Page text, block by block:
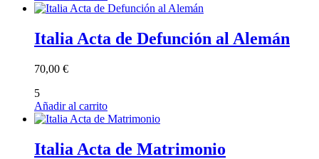
Italia Acta de Defunción al Alemán
70,00 €
5
Añadir al carrito
Italia Acta de Matrimonio